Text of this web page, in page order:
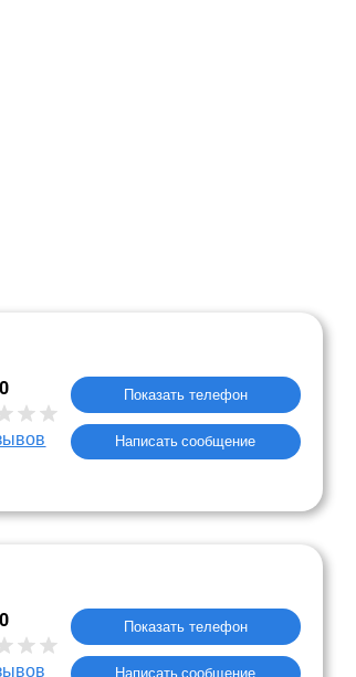
0 Показать телефон
Написать сообщение
0 Показать телефон
Написать сообщение